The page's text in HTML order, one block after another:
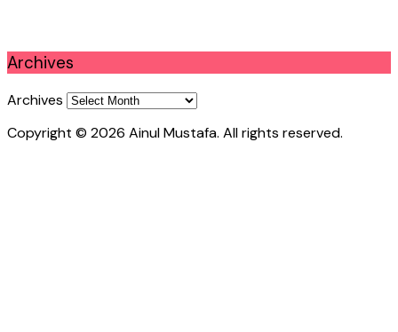
Archives
Archives
Copyright © 2026 Ainul Mustafa. All rights reserved.